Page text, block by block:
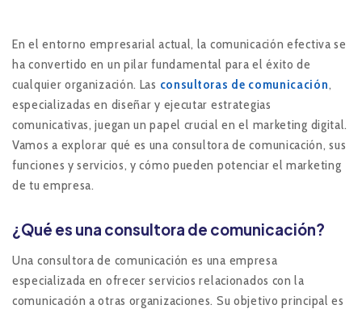
En el entorno empresarial actual, la comunicación efectiva se
ha convertido en un pilar fundamental para el éxito de
cualquier organización. Las consultoras de comunicación,
especializadas en diseñar y ejecutar estrategias
comunicativas, juegan un papel crucial en el marketing digital.
Vamos a explorar qué es una consultora de comunicación, sus
funciones y servicios, y cómo pueden potenciar el marketing
de tu empresa.
¿Qué es una consultora de comunicación?
Una consultora de comunicación es una empresa
especializada en ofrecer servicios relacionados con la
comunicación a otras organizaciones. Su objetivo principal es